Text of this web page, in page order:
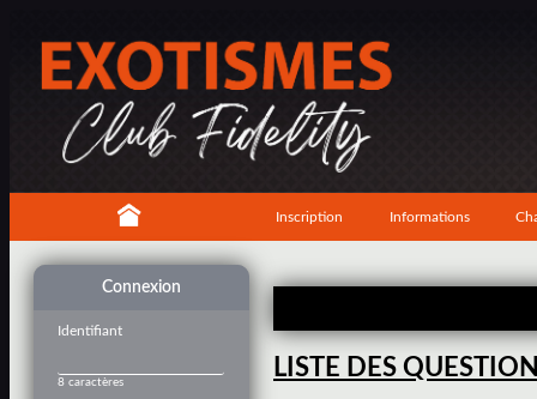
Inscription Informations
Connexion
Identifiant
8 caractères
LISTE DES